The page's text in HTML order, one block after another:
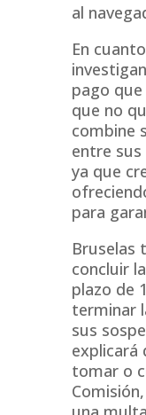
al
En
pago
que no
combine
entre
ya que
para
Bruselas
concluir
plazo de
terminar
sus
explicará
tomar o